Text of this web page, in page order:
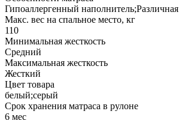
Гипоаллергенный наполнитель;Различная
Макс. вес на спальное место, кг
110
Минимальная жесткость
Средний
Максимальная жесткость
Жесткий
Цвет товара
белый;серый
Срок хранения матраса в рулоне
6 мес